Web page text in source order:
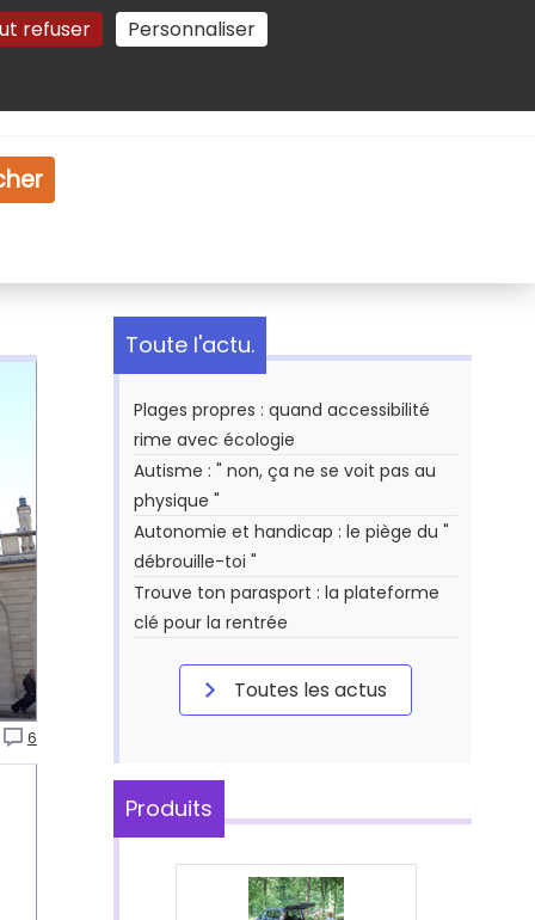
refuser Personnaliser
Gestion des cookies
6
Toute l'actu.
Plages propres : quand accessibilité
rime avec écologie
Autisme : " non, ça ne se voit pas au
physique "
Autonomie et handicap : le piège du "
débrouille-toi "
Trouve ton parasport : la plateforme
clé pour la rentrée
Toutes les actus
Produits